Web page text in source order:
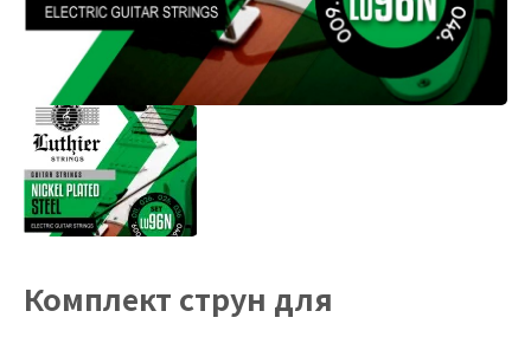
Комплект струн для